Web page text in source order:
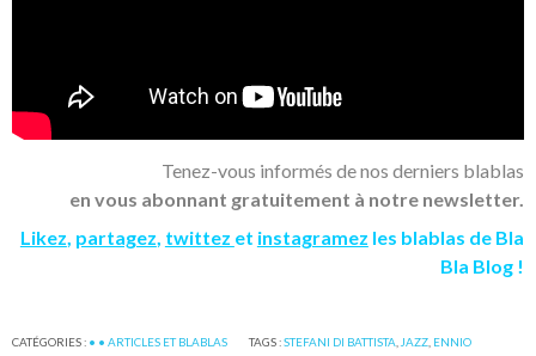
Tenez-vous informés de nos derniers blablas
en vous abonnant gratuitement à notre newsletter.
Likez, partagez, twittez et instagramez les blablas de Bla
Bla Blog !
CATÉGORIES : • • ARTICLES ET BLABLAS TAGS :STEFANI DI BATTISTA JAZZ ENNIO